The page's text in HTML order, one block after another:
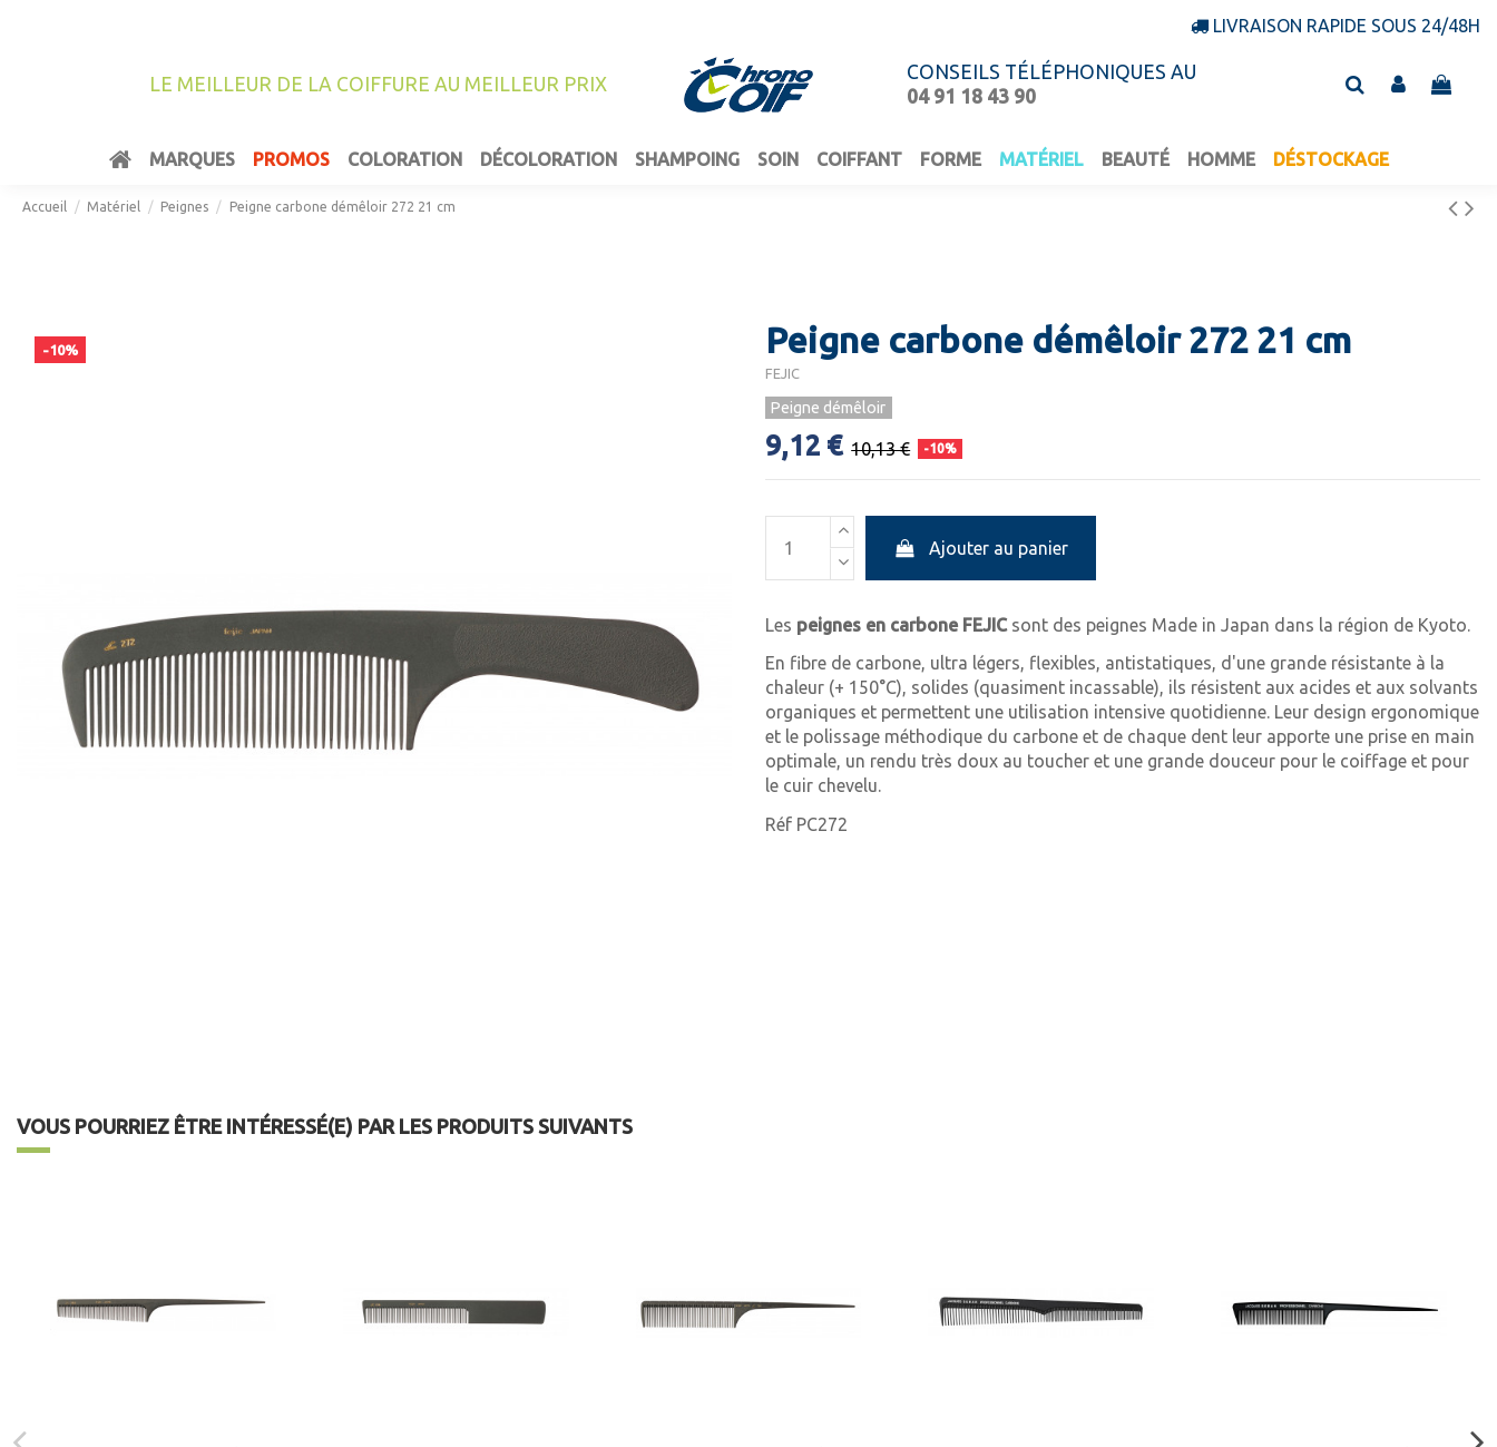
LIVRAISON RAPIDE SOUS 24/48H
LE MEILLEUR DE LA COIFFURE AU MEILLEUR PRIX
CONSEILS TÉLÉPHONIQUES AU
04 91 18 43 90
MARQUES PROMOS COLORATION DÉCOLORATION SHAMPOING SOIN COIFFANT FORME MATÉRIEL BEAUTÉ HOMME DÉSTOCKAGE
Accueil Matériel Peignes Peigne carbone démêloir 272 21 cm
-10% Peigne carbone démêloir 272 21 cm
FEJIC
Peigne démêloir
9,12 € 10,13 € -10%
Ajouter au panier
Les peignes en carbone FEJICsont des peignes Made in Japan dans la région de Kyoto.
En fibre de carbone, ultra légers, flexibles, antistatiques, d'une grande résistante à la
chaleur (+ 150°C), solides (quasiment incassable), ils résistent aux acides et aux solvants
organiques et permettent une utilisation intensive quotidienne. Leur design ergonomique
et le polissage méthodique du carbone et de chaque dent leur apporte une prise en main
optimale, un rendu très doux au toucher et une grande douceur pour le coiffage et pour
le cuir chevelu.
Réf PC272
VOUS POURRIEZ ÊTRE INTÉRESSÉ(E) PAR LES PRODUITS SUIVANTS